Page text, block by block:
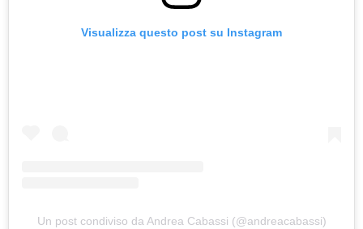
Visualizza questo post su Instagram
Un post condiviso da Andrea Cabassi (@andreacabassi)